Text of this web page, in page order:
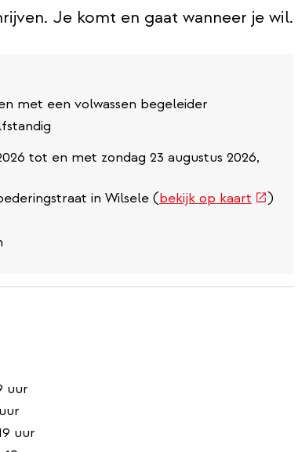
Je komt en gaat wanneer je wil.
met een volwassen begeleider
tot en met zondag 23 augustus 2026,
in Wilsele (bekijk op kaart (externe
)
uur
uur